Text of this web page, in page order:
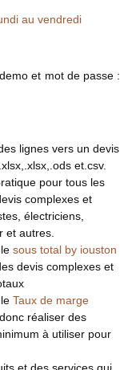
au vendredi
et mot de passe :
lignes vers un devis
et.csv.
pour tous les
complexes et
électriciens,
et autres.
sous total by iouston
devis complexes et
Taux de marge
réaliser des
à utiliser pour